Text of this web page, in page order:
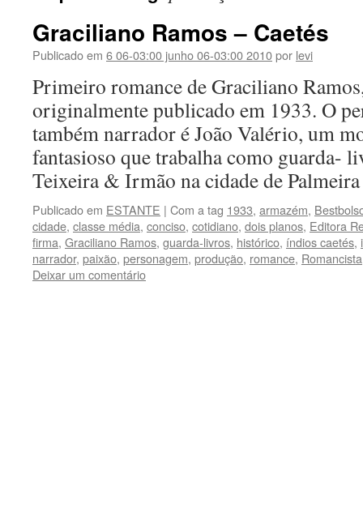
Graciliano Ramos – Caetés
Publicado em 6 06-03:00 junho 06-03:00 2010por levi
Primeiro romance de Graciliano
originalmente publicado em 1933. O
também narrador é João Valério, um
fantasioso que trabalha como guarda-
Teixeira & Irmão na cidade de
Publicado em ESTANTE | Com a tag 1933, armazém,
cidade, classe média, conciso, cotidiano, dois planos, Editora
firma, Graciliano Ramos, guarda-livros, histórico, índios caetés,
narrador, paixão, personagem, produção, romance, Romancista
Deixar um comentário